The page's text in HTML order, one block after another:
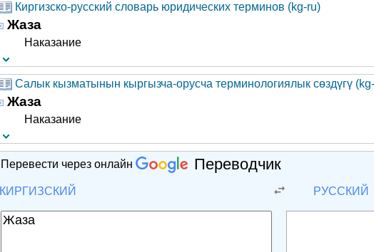
Киргизско-русский словарь юридических терминов (kg-ru)
Жаза
Наказание
Салык кызматынын кыргызча-орусча терминологиялык сөздүгү
Жаза
Наказание
Перевести через онлайн Переводчик
КИРГИЗСКИЙ РУССКИЙ